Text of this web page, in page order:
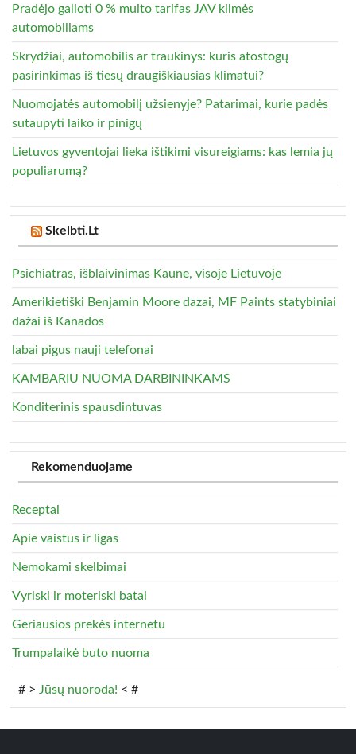
Pradėjo galioti 0 % muito tarifas JAV kilmės
automobiliams
Skrydžiai, automobilis ar traukinys: kuris atostogų
pasirinkimas iš tiesų draugiškiausias klimatui?
Nuomojatės automobilį užsienyje? Patarimai, kurie padės
sutaupyti laiko ir pinigų
Lietuvos gyventojai lieka ištikimi visureigiams: kas lemia jų
populiarumą?
Skelbti.Lt
Psichiatras, išblaivinimas Kaune, visoje Lietuvoje
Amerikietiški Benjamin Moore dazai, MF Paints statybiniai
dažai iš Kanados
labai pigus nauji telefonai
KAMBARIU NUOMA DARBININKAMS
Konditerinis spausdintuvas
Rekomenduojame
Receptai
Apie vaistus ir ligas
Nemokami skelbimai
Vyriski ir moteriski batai
Geriausios prekės internetu
Trumpalaikė buto nuoma
# > Jūsų nuoroda! < #